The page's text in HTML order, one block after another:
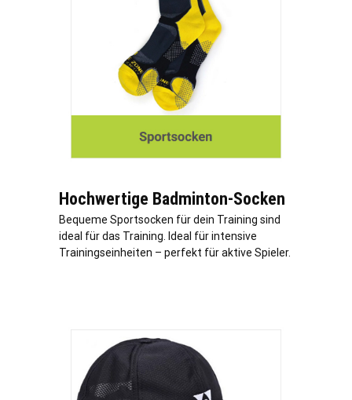
Hochwertige Badminton-Socken
Bequeme Sportsocken für dein Training sind
ideal für das Training. Ideal für intensive
Trainingseinheiten – perfekt für aktive Spieler.